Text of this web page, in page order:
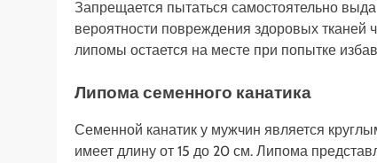
Запрещается пытаться самостоятельно
вероятности повреждения здоровых
липомы остается на месте при попытке
Липома семенного канатика
Семенной канатик у мужчин является
имеет длину от 15 до 20 см. Липома